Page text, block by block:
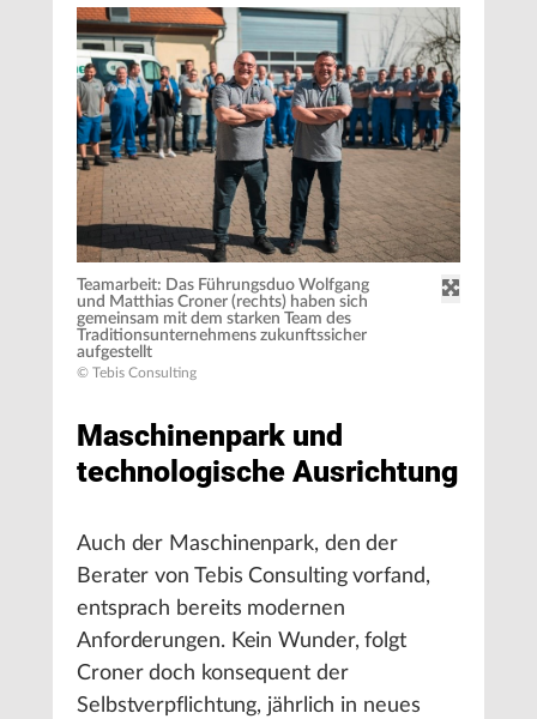
Teamarbeit: Das Führungsduo Wolfgang
und Matthias Croner (rechts) haben sich
gemeinsam mit dem starken Team des
Traditionsunternehmens zukunftssicher
aufgestellt
© Tebis Consulting
Maschinenpark und
technologische Ausrichtung
Auch der Maschinenpark, den der
Berater von Tebis Consulting vorfand,
entsprach bereits modernen
Anforderungen. Kein Wunder, folgt
Croner doch konsequent der
Selbstverpflichtung, jährlich in neues